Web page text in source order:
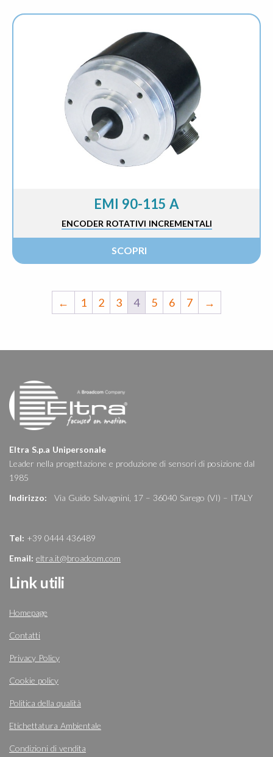
EMI 90-115 A
ENCODER ROTATIVI INCREMENTALI
SCOPRI
← 1 2 3 4 5 6 7 →
Eltra S.p.a Unipersonale
Leader nella progettazione e produzione di sensori di posizione dal
1985
Indirizzo: Via Guido Salvagnini, 17 – 36040 Sarego (VI) – ITALY
Tel: +39 0444 436489
Email: eltra.it@broadcom.com
Link utili
Homepage
Contatti
Privacy Policy
Cookie policy
Politica della qualità
Etichettatura Ambientale
Condizioni di vendita